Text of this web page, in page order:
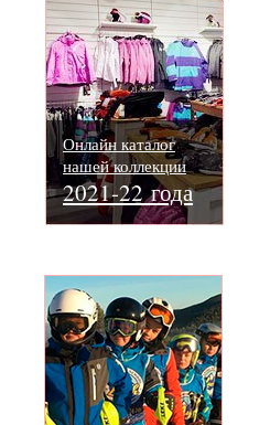
Онлайн каталог
нашей коллекции
2021-22 года